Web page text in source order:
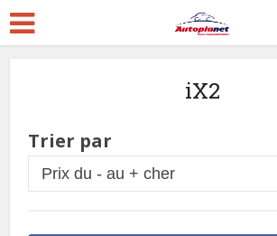
iX2
Trier par